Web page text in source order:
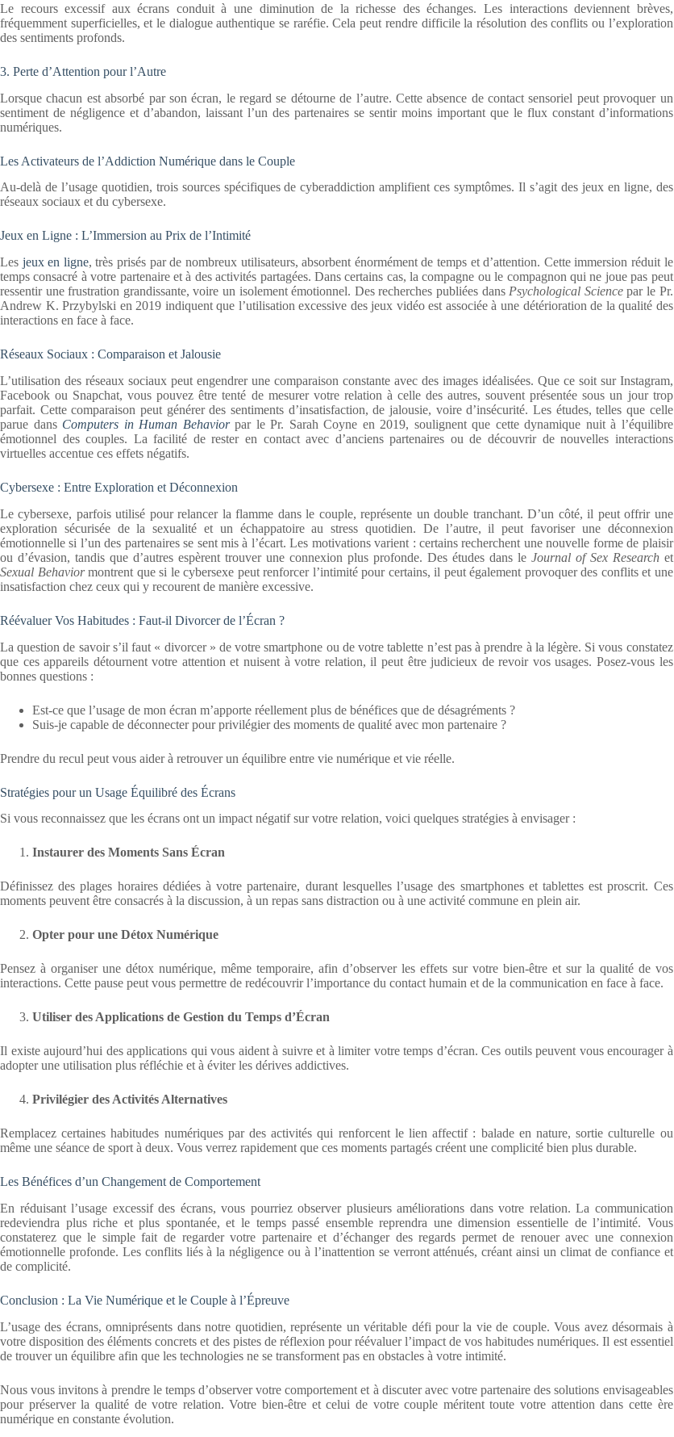
Le recours excessif aux écrans conduit à une diminution de la richesse des échanges. Les interactions deviennent brèves,
fréquemment superficielles, et le dialogue authentique se raréfie. Cela peut rendre difficile la résolution des conflits ou l’exploration
des sentiments profonds.
3. Perte d’Attention pour l’Autre
Lorsque chacun est absorbé par son écran, le regard se détourne de l’autre. Cette absence de contact sensoriel peut provoquer un
sentiment de négligence et d’abandon, laissant l’un des partenaires se sentir moins important que le flux constant d’informations
numériques.
Les Activateurs de l’Addiction Numérique dans le Couple
Au-delà de l’usage quotidien, trois sources spécifiques de cyberaddiction amplifient ces symptômes. Il s’agit des jeux en ligne, des
réseaux sociaux et du cybersexe.
Jeux en Ligne : L’Immersion au Prix de l’Intimité
Les jeux en ligne, très prisés par de nombreux utilisateurs, absorbent énormément de temps et d’attention. Cette immersion réduit le
temps consacré à votre partenaire et à des activités partagées. Dans certains cas, la compagne ou le compagnon qui ne joue pas peut
ressentir une frustration grandissante, voire un isolement émotionnel. Des recherches publiées dans Psychological Sciencepar le Pr.
Andrew K. Przybylski en 2019 indiquent que l’utilisation excessive des jeux vidéo est associée à une détérioration de la qualité des
interactions en face à face.
Réseaux Sociaux : Comparaison et Jalousie
L’utilisation des réseaux sociaux peut engendrer une comparaison constante avec des images idéalisées. Que ce soit sur Instagram,
Facebook ou Snapchat, vous pouvez être tenté de mesurer votre relation à celle des autres, souvent présentée sous un jour trop
parfait. Cette comparaison peut générer des sentiments d’insatisfaction, de jalousie, voire d’insécurité. Les études, telles que celle
parue dans Computers in Human Behaviorpar le Pr. Sarah Coyne en 2019, soulignent que cette dynamique nuit à l’équilibre
émotionnel des couples. La facilité de rester en contact avec d’anciens partenaires ou de découvrir de nouvelles interactions
virtuelles accentue ces effets négatifs.
Cybersexe : Entre Exploration et Déconnexion
Le cybersexe, parfois utilisé pour relancer la flamme dans le couple, représente un double tranchant. D’un côté, il peut offrir une
exploration sécurisée de la sexualité et un échappatoire au stress quotidien. De l’autre, il peut favoriser une déconnexion
émotionnelle si l’un des partenaires se sent mis à l’écart. Les motivations varient : certains recherchent une nouvelle forme de plaisir
ou d’évasion, tandis que d’autres espèrent trouver une connexion plus profonde. Des études dans le Journal of Sex Researchet
Sexual Behaviormontrent que si le cybersexe peut renforcer l’intimité pour certains, il peut également provoquer des conflits et une
insatisfaction chez ceux qui y recourent de manière excessive.
Réévaluer Vos Habitudes : Faut-il Divorcer de l’Écran ?
La question de savoir s’il faut « divorcer » de votre smartphone ou de votre tablette n’est pas à prendre à la légère. Si vous constatez
que ces appareils détournent votre attention et nuisent à votre relation, il peut être judicieux de revoir vos usages. Posez-vous les
bonnes questions :
Est-ce que l’usage de mon écran m’apporte réellement plus de bénéfices que de désagréments ?
Suis-je capable de déconnecter pour privilégier des moments de qualité avec mon partenaire ?
Prendre du recul peut vous aider à retrouver un équilibre entre vie numérique et vie réelle.
Stratégies pour un Usage Équilibré des Écrans
Si vous reconnaissez que les écrans ont un impact négatif sur votre relation, voici quelques stratégies à envisager :
Instaurer des Moments Sans Écran
Définissez des plages horaires dédiées à votre partenaire, durant lesquelles l’usage des smartphones et tablettes est proscrit. Ces
moments peuvent être consacrés à la discussion, à un repas sans distraction ou à une activité commune en plein air.
Opter pour une Détox Numérique
Pensez à organiser une détox numérique, même temporaire, afin d’observer les effets sur votre bien-être et sur la qualité de vos
interactions. Cette pause peut vous permettre de redécouvrir l’importance du contact humain et de la communication en face à face.
Utiliser des Applications de Gestion du Temps d’Écran
Il existe aujourd’hui des applications qui vous aident à suivre et à limiter votre temps d’écran. Ces outils peuvent vous encourager à
adopter une utilisation plus réfléchie et à éviter les dérives addictives.
Privilégier des Activités Alternatives
Remplacez certaines habitudes numériques par des activités qui renforcent le lien affectif : balade en nature, sortie culturelle ou
même une séance de sport à deux. Vous verrez rapidement que ces moments partagés créent une complicité bien plus durable.
Les Bénéfices d’un Changement de Comportement
En réduisant l’usage excessif des écrans, vous pourriez observer plusieurs améliorations dans votre relation. La communication
redeviendra plus riche et plus spontanée, et le temps passé ensemble reprendra une dimension essentielle de l’intimité. Vous
constaterez que le simple fait de regarder votre partenaire et d’échanger des regards permet de renouer avec une connexion
émotionnelle profonde. Les conflits liés à la négligence ou à l’inattention se verront atténués, créant ainsi un climat de confiance et
de complicité.
Conclusion : La Vie Numérique et le Couple à l’Épreuve
L’usage des écrans, omniprésents dans notre quotidien, représente un véritable défi pour la vie de couple. Vous avez désormais à
votre disposition des éléments concrets et des pistes de réflexion pour réévaluer l’impact de vos habitudes numériques. Il est essentiel
de trouver un équilibre afin que les technologies ne se transforment pas en obstacles à votre intimité.
Nous vous invitons à prendre le temps d’observer votre comportement et à discuter avec votre partenaire des solutions envisageables
pour préserver la qualité de votre relation. Votre bien-être et celui de votre couple méritent toute votre attention dans cette ère
numérique en constante évolution.